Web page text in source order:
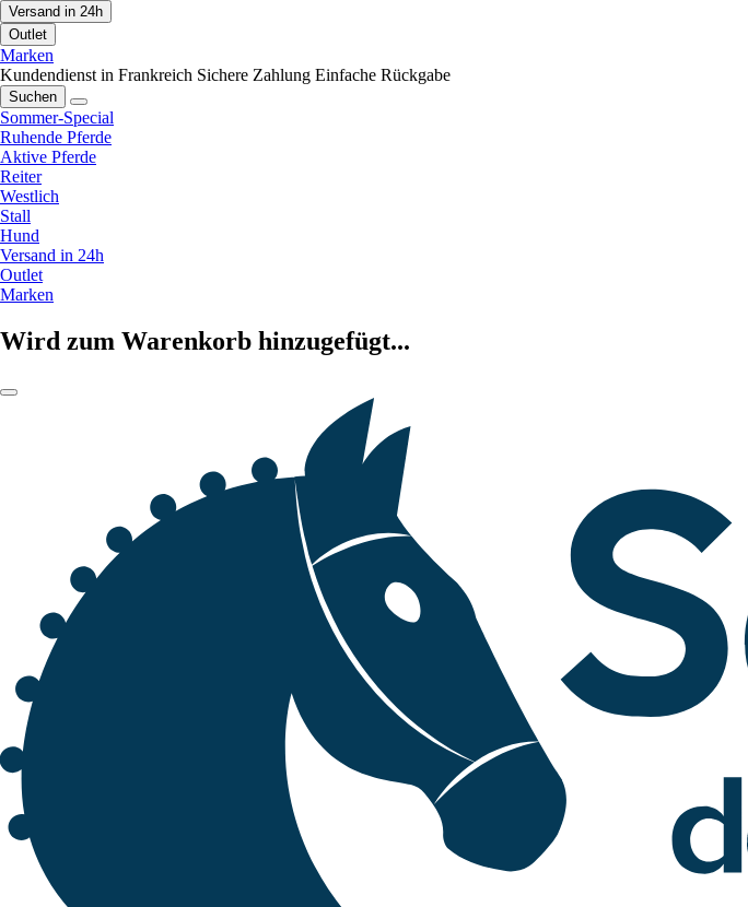
Versand in 24h
Outlet
Marken
Kundendienst in Frankreich Sichere Zahlung Einfache Rückgabe
Suchen
Sommer-Special
Ruhende Pferde
Aktive Pferde
Reiter
Westlich
Stall
Hund
Versand in 24h
Outlet
Marken
Wird zum Warenkorb hinzugefügt...